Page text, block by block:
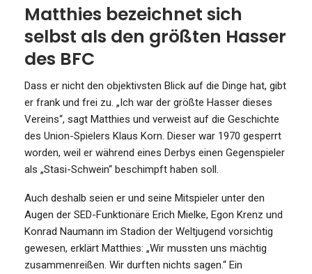
Matthies bezeichnet sich
selbst als den größten Hasser
des BFC
Dass er nicht den objektivsten Blick auf die Dinge hat, gibt
er frank und frei zu. „Ich war der größte Hasser dieses
Vereins“, sagt Matthies und verweist auf die Geschichte
des Union-Spielers Klaus Korn. Dieser war 1970 gesperrt
worden, weil er während eines Derbys einen Gegenspieler
als „Stasi-Schwein“ beschimpft haben soll.
Auch deshalb seien er und seine Mitspieler unter den
Augen der SED-Funktionäre Erich Mielke, Egon Krenz und
Konrad Naumann im Stadion der Weltjugend vorsichtig
gewesen, erklärt Matthies: „Wir mussten uns mächtig
zusammenreißen. Wir durften nichts sagen.“ Ein